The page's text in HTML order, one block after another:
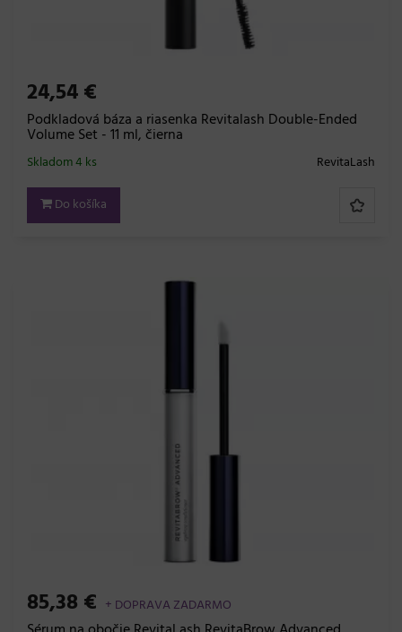
24,54 €
Podkladová báza a riasenka Revitalash Double-Ended
Volume Set - 11 ml, čierna
RevitaLash
Skladom 4 ks
Do košíka
85,38 € + DOPRAVA ZADARMO